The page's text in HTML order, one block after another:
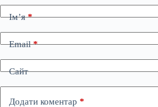
Ім’я*
Email*
Сайт
Додати коментар *